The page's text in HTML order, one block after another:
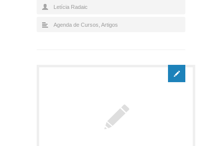
Letícia Radaic
Agenda de Cursos Artigos